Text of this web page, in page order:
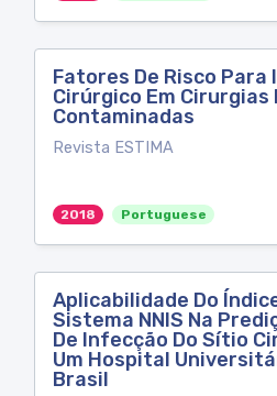
Fatores De Risco
Cirúrgico Em
Contaminadas
Revista ESTIMA
2018 Portuguese
Aplicabilidade Do
Sistema NNIS Na
De Infecção Do Sítio
Um Hospital
Brasil